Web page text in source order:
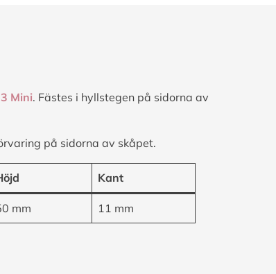
Mini. Fästes i hyllstegen på sidorna av
på sidorna av skåpet.
Kant
mm 11 mm